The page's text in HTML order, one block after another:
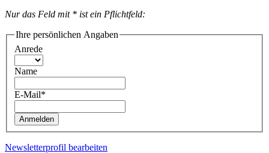
Nur das Feld mit * ist ein Pflichtfeld:
Ihre persönlichen Angaben
Anrede
Name
E-Mail*
Anmelden
Newsletterprofil bearbeiten